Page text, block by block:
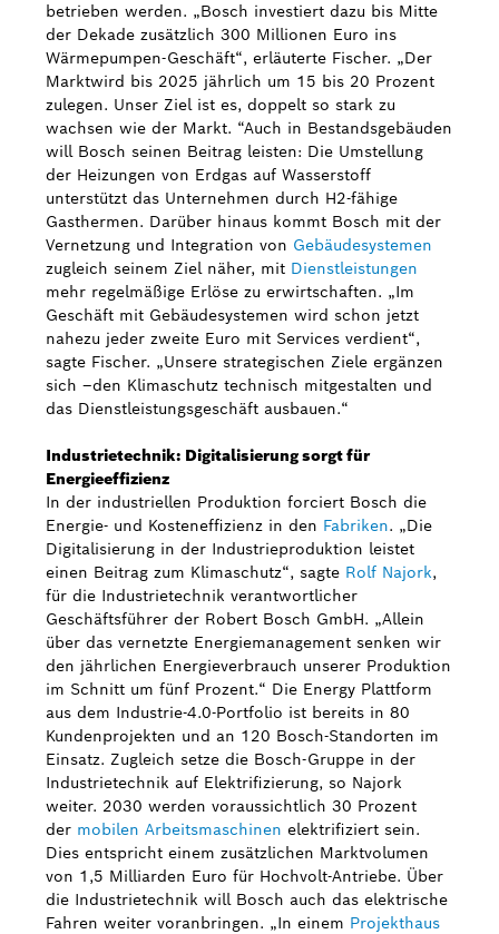
betrieben werden. „Bosch investiert dazu bis Mitte
der Dekade zusätzlich 300 Millionen Euro ins
Wärmepumpen-Geschäft“, erläuterte Fischer. „Der
Marktwird bis 2025 jährlich um 15 bis 20 Prozent
zulegen. Unser Ziel ist es, doppelt so stark zu
wachsen wie der Markt. “Auch in Bestandsgebäuden
will Bosch seinen Beitrag leisten: Die Umstellung
der Heizungen von Erdgas auf Wasserstoff
unterstützt das Unternehmen durch H2-fähige
Gasthermen. Darüber hinaus kommt Bosch mit der
Vernetzung und Integration von Gebäudesystemen
zugleich seinem Ziel näher, mit Dienstleistungen
mehr regelmäßige Erlöse zu erwirtschaften. „Im
Geschäft mit Gebäudesystemen wird schon jetzt
nahezu jeder zweite Euro mit Services verdient“,
sagte Fischer. „Unsere strategischen Ziele ergänzen
sich –den Klimaschutz technisch mitgestalten und
das Dienstleistungsgeschäft ausbauen.“
Industrietechnik: Digitalisierung sorgt für
Energieeffizienz
In der industriellen Produktion forciert Bosch die
Energie- und Kosteneffizienz in den Fabriken. „Die
Digitalisierung in der Industrieproduktion leistet
einen Beitrag zum Klimaschutz“, sagte Rolf Najork,
für die Industrietechnik verantwortlicher
Geschäftsführer der Robert Bosch GmbH. „Allein
über das vernetzte Energiemanagement senken wir
den jährlichen Energieverbrauch unserer Produktion
im Schnitt um fünf Prozent.“ Die Energy Plattform
aus dem Industrie-4.0-Portfolio ist bereits in 80
Kundenprojekten und an 120 Bosch-Standorten im
Einsatz. Zugleich setze die Bosch-Gruppe in der
Industrietechnik auf Elektrifizierung, so Najork
weiter. 2030 werden voraussichtlich 30 Prozent
der mobilen Arbeitsmaschinen elektrifiziert sein.
Dies entspricht einem zusätzlichen Marktvolumen
von 1,5 Milliarden Euro für Hochvolt-Antriebe. Über
die Industrietechnik will Bosch auch das elektrische
Fahren weiter voranbringen. „In einem Projekthaus